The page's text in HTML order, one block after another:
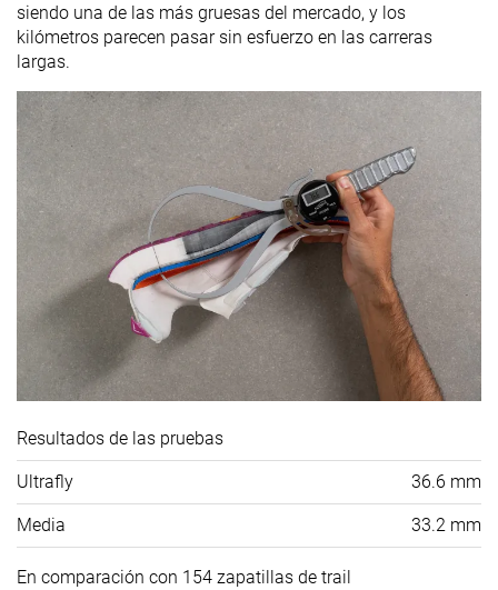
siendo una de las más gruesas del mercado, y los
kilómetros parecen pasar sin esfuerzo en las carreras
largas.
Resultados de las pruebas
Ultrafly 36.6 mm
Media 33.2 mm
En comparación con 154 zapatillas de trail